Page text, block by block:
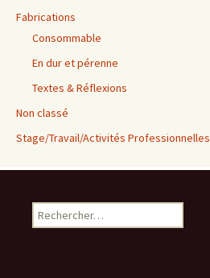
Fabrications
Consommable
En dur et pérenne
Textes & Réflexions
Non classé
Stage/Travail/Activités Professionnelles
Rechercher :